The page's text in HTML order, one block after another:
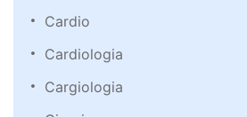
Cardio
Cardiologia
Cargiologia